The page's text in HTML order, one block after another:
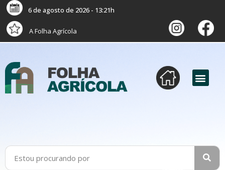
6 de agosto de 2026 - 13:21h
A Folha Agrícola